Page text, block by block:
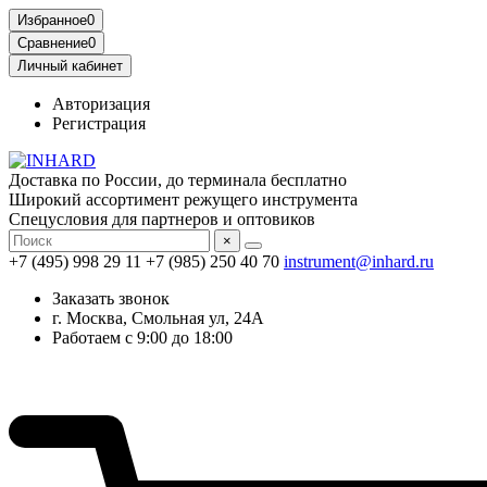
Избранное0
Сравнение0
Личный кабинет
Авторизация
Регистрация
Доставка по России, до терминала бесплатно
Широкий ассортимент режущего инструмента
Спецусловия для партнеров и оптовиков
×
+7 (495) 998 29 11 +7 (985) 250 40 70 instrument@inhard.ru
Заказать звонок
г. Москва, Смольная ул, 24А
Работаем с 9:00 до 18:00